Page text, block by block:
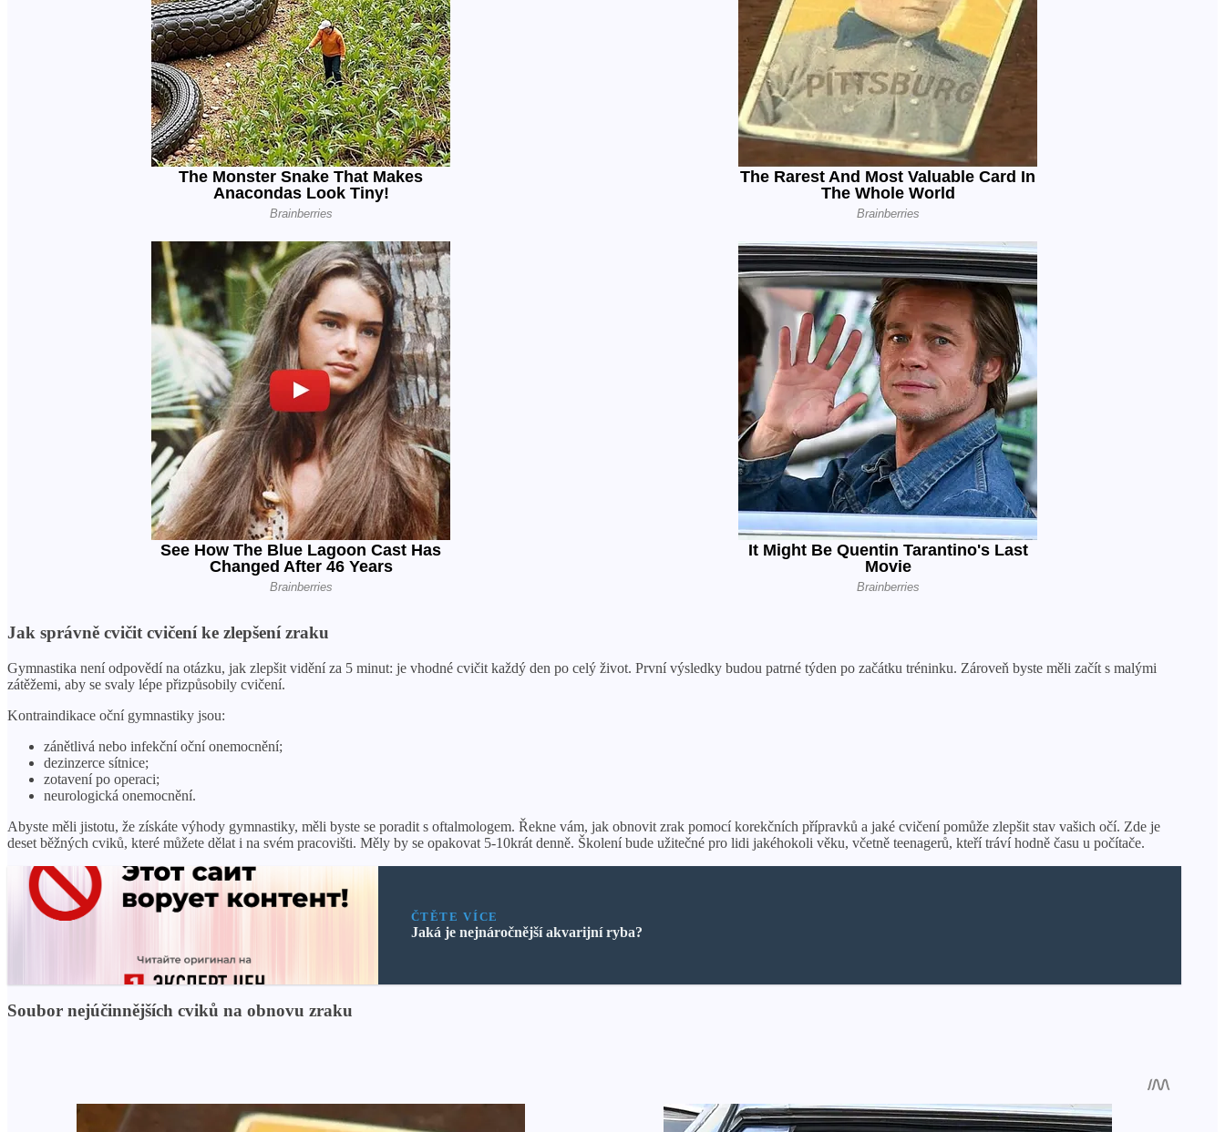
Jak správně cvičit cvičení ke zlepšení zraku
Gymnastika není odpovědí na otázku, jak zlepšit vidění za 5 minut: je vhodné cvičit každý den po celý život. První výsledky budou patrné týden po začátku tréninku. Zároveň byste měli začít s malými
zátěžemi, aby se svaly lépe přizpůsobily cvičení.
Kontraindikace oční gymnastiky jsou:
zánětlivá nebo infekční oční onemocnění;
dezinzerce sítnice;
zotavení po operaci;
neurologická onemocnění.
Abyste měli jistotu, že získáte výhody gymnastiky, měli byste se poradit s oftalmologem. Řekne vám, jak obnovit zrak pomocí korekčních přípravků a jaké cvičení pomůže zlepšit stav vašich očí. Zde je
deset běžných cviků, které můžete dělat i na svém pracovišti. Měly by se opakovat 5-10krát denně. Školení bude užitečné pro lidi jakéhokoli věku, včetně teenagerů, kteří tráví hodně času u počítače.
ČTĚTE VÍCE
Jaká je nejnáročnější akvarijní ryba?
Soubor nejúčinnějších cviků na obnovu zraku